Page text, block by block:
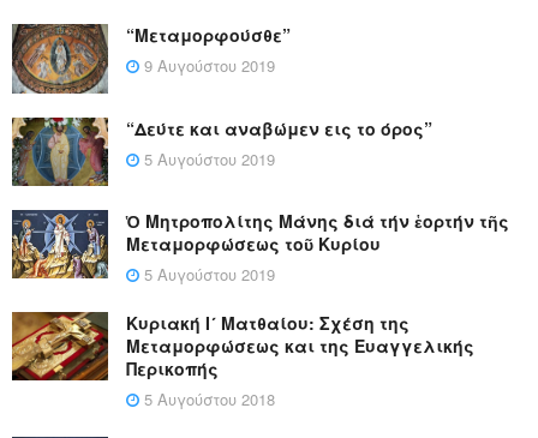
“Μεταμορφούσθε”
9 Αυγούστου 2019
“Δεύτε και αναβώμεν εις το όρος”
5 Αυγούστου 2019
Ὁ Μητροπολίτης Μάνης διά τήν ἑορτήν τῆς
Μεταμορφώσεως τοῦ Κυρίου
5 Αυγούστου 2019
Κυριακή Ι´ Ματθαίου: Σχέση της
Μεταμορφώσεως και της Ευαγγελικής
Περικοπής
5 Αυγούστου 2018